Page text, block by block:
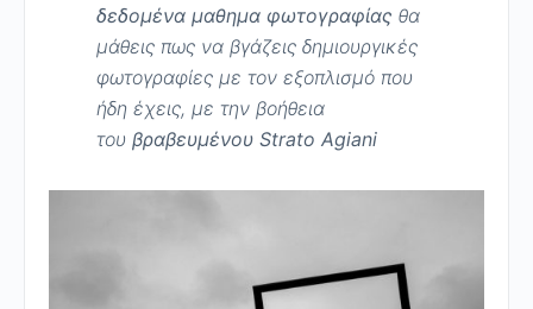
δεδομένα μαθημα φωτογραφίας θα
μάθεις πως να βγάζεις δημιουργικές
φωτογραφίες με τον εξοπλισμό που
ήδη έχεις, με την βοήθεια
του βραβευμένου Strato Agiani